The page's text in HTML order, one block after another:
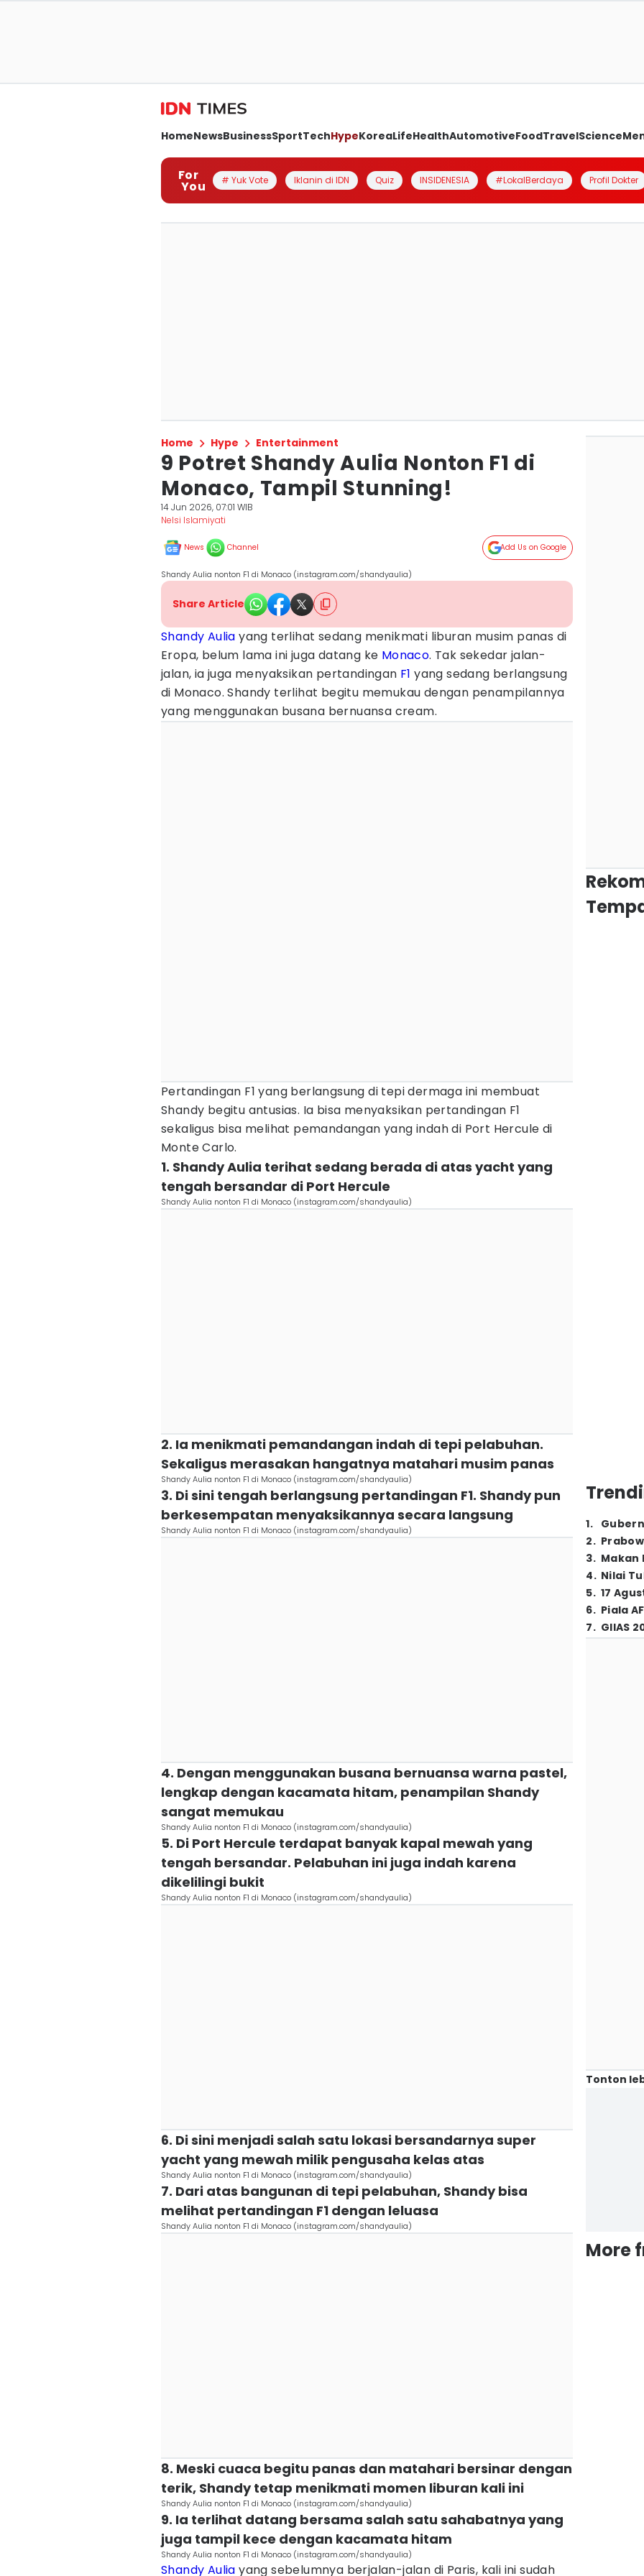
HomeNewsBusinessSportTechHypeKoreaLifeHealthAutomotiveFoodTravelScience
For
You # Yuk Vote Iklanin di IDN Quiz INSIDENESIA #LokalBerdaya Profil Dokter
Home Hype Entertainment
9 Potret Shandy Aulia Nonton F1 di
Monaco, Tampil Stunning!
14 Jun 2026, 07:01 WIB
Nelsi Islamiyati
News Channel Add Us on Google
Shandy Aulia nonton F1 di Monaco (instagram.com/shandyaulia)
Share Article
Shandy Aulia yang terlihat sedang menikmati liburan musim panas di
Eropa, belum lama ini juga datang ke Monaco. Tak sekedar jalan-
jalan, ia juga menyaksikan pertandingan F1 yang sedang berlangsung
di Monaco. Shandy terlihat begitu memukau dengan penampilannya
yang menggunakan busana bernuansa cream.
Pertandingan F1 yang berlangsung di tepi dermaga ini membuat
Shandy begitu antusias. Ia bisa menyaksikan pertandingan F1
sekaligus bisa melihat pemandangan yang indah di Port Hercule di
Monte Carlo.
1. Shandy Aulia terihat sedang berada di atas yacht yang
tengah bersandar di Port Hercule
Shandy Aulia nonton F1 di Monaco (instagram.com/shandyaulia)
2. Ia menikmati pemandangan indah di tepi pelabuhan.
Sekaligus merasakan hangatnya matahari musim panas
Shandy Aulia nonton F1 di Monaco (instagram.com/shandyaulia)
3. Di sini tengah berlangsung pertandingan F1. Shandy pun
berkesempatan menyaksikannya secara langsung
Shandy Aulia nonton F1 di Monaco (instagram.com/shandyaulia)
4. Dengan menggunakan busana bernuansa warna pastel,
lengkap dengan kacamata hitam, penampilan Shandy
sangat memukau
Shandy Aulia nonton F1 di Monaco (instagram.com/shandyaulia)
5. Di Port Hercule terdapat banyak kapal mewah yang
tengah bersandar. Pelabuhan ini juga indah karena
dikelilingi bukit
Shandy Aulia nonton F1 di Monaco (instagram.com/shandyaulia)
6. Di sini menjadi salah satu lokasi bersandarnya super
yacht yang mewah milik pengusaha kelas atas
Shandy Aulia nonton F1 di Monaco (instagram.com/shandyaulia)
7. Dari atas bangunan di tepi pelabuhan, Shandy bisa
melihat pertandingan F1 dengan leluasa
Shandy Aulia nonton F1 di Monaco (instagram.com/shandyaulia)
8. Meski cuaca begitu panas dan matahari bersinar dengan
terik, Shandy tetap menikmati momen liburan kali ini
Shandy Aulia nonton F1 di Monaco (instagram.com/shandyaulia)
9. Ia terlihat datang bersama salah satu sahabatnya yang
juga tampil kece dengan kacamata hitam
Shandy Aulia nonton F1 di Monaco (instagram.com/shandyaulia)
Shandy Aulia yang sebelumnya berjalan-jalan di Paris, kali ini sudah
1.
2.
3. Makan
4. Nilai
5. 17
6. Piala
7. GIIAS
Tonton
More